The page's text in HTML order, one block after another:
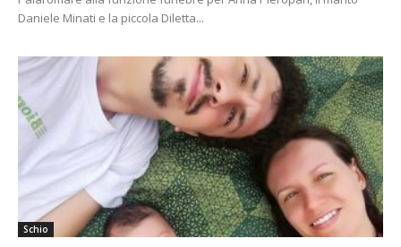
Daniele Minati e la piccola Diletta...
Schio